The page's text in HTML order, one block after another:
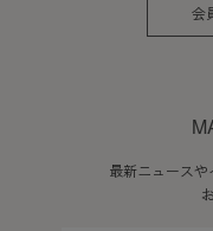
会
最新ニュース